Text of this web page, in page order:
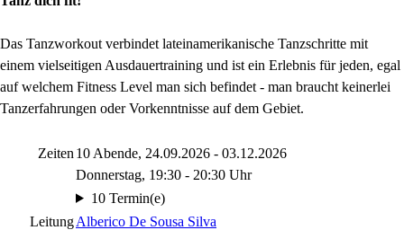
Das Tanzworkout verbindet lateinamerikanische Tanzschritte mit
einem vielseitigen Ausdauertraining und ist ein Erlebnis für jeden, egal
auf welchem Fitness Level man sich befindet - man braucht keinerlei
Tanzerfahrungen oder Vorkenntnisse auf dem Gebiet.
Zeiten 10 Abende, 24.09.2026 - 03.12.2026
Donnerstag, 19:30 - 20:30 Uhr
10 Termin(e)
LeitungAlberico De Sousa Silva